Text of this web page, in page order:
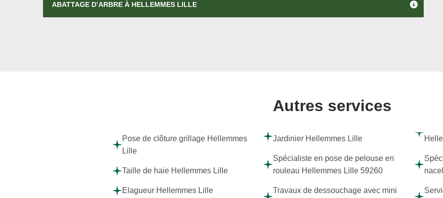
ABATTAGE D’ARBRE À HELLEMMES LILLE
Autres services
Pose de clôture grillage Hellemmes
Lille
Taille de haie Hellemmes Lille
Elagueur Hellemmes Lille
Jardinier Hellemmes Lille
Spécialiste en pose de pelouse en
rouleau Hellemmes Lille 59260
Travaux de dessouchage avec mini